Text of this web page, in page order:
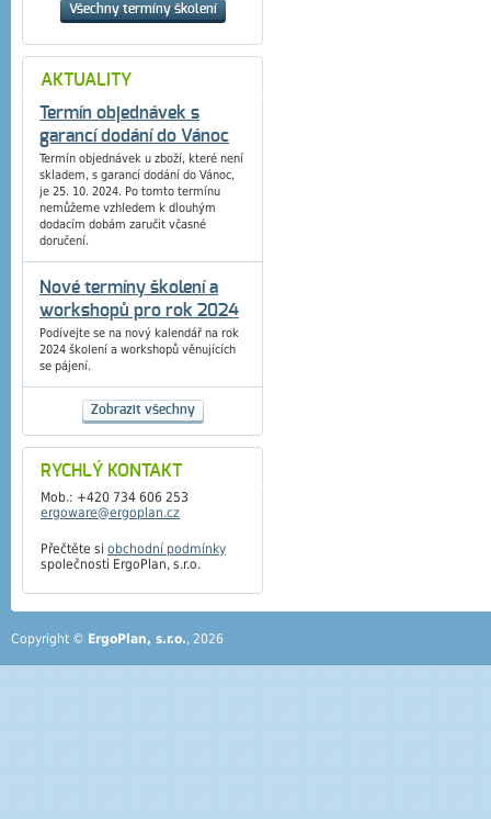
Všechny termíny školení
AKTUALITY
Termín objednávek s
garancí dodání do Vánoc
Termín objednávek u zboží, které není
skladem, s garancí dodání do Vánoc,
je 25. 10. 2024. Po tomto termínu
nemůžeme vzhledem k dlouhým
dodacím dobám zaručit včasné
doručení.
Nové termíny školení a
workshopů pro rok 2024
Podívejte se na nový kalendář na rok
2024 školení a workshopů věnujících
se pájení.
Zobrazit všechny
RYCHLÝ KONTAKT
Mob.: +420 734 606 253
ergoware@ergoplan.cz
Přečtěte si obchodní podmínky
společnosti ErgoPlan, s.r.o.
Copyright © ErgoPlan, s.r.o., 2026